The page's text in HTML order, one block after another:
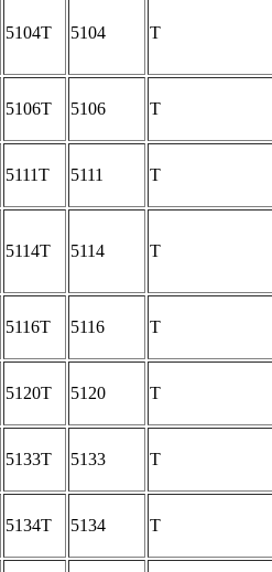
5104T 5104 T
5106T 5106 T
5111T 5111 T
5114T 5114 T
5116T 5116 T
5120T 5120 T
5133T 5133 T
5134T 5134 T